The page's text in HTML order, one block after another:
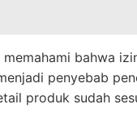
bahwa
penyebab
produk sudah